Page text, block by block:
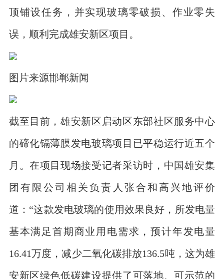
顶铺设任务，并实现玻璃零破损、作业零失
误，顺利完成雄安新区项目。
图片来源邯郸新闻
截至目前，雄安新区启动区东部社区服务中心
的碲化镉薄膜发电玻璃项目已平稳运行近五个
月。在项目现场接受记者采访时，中国雄安集
团有限公司相关负责人张合和高兴地评价
道：“这款发电玻璃的使用效果良好，所发电量
基本满足首期商业用电需求，预计年发电量
16.41万度，减少二氧化碳排放136.5吨，这为雄
安新区绿色低碳建设提供了可落地、可示范的